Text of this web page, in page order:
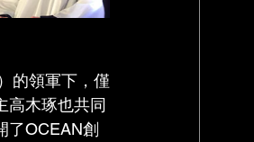
的領軍下，僅
高木琢也共同
了OCEAN創